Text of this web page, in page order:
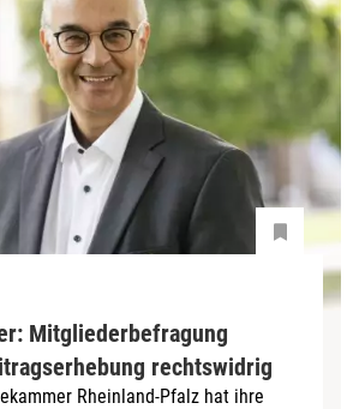
Mitgliederbefragung
rechtswidrig
Rheinland-Pfalz hat ihre